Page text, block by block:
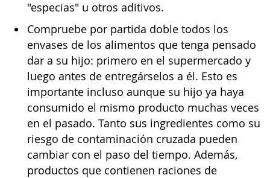
"especias" u otros aditivos.
Compruebe por partida doble todos los
envases de los alimentos que tenga pensado
dar a su hijo: primero en el supermercado y
luego antes de entregárselos a él. Esto es
importante incluso aunque su hijo ya haya
consumido el mismo producto muchas veces
en el pasado. Tanto sus ingredientes como su
riesgo de contaminación cruzada pueden
cambiar con el paso del tiempo. Además,
productos que contienen raciones de